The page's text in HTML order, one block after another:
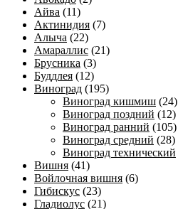
Айва (11)
Актинидия (7)
Алыча (22)
Амараллис (21)
Брусника (3)
Буддлея (12)
Виноград (195)
Виноград кишмиш (24)
Виноград поздний (12)
Виноград ранний (105)
Виноград средний (28)
Виноград технический
Вишня (41)
Войлочная вишня (6)
Гибискус (23)
Гладиолус (21)